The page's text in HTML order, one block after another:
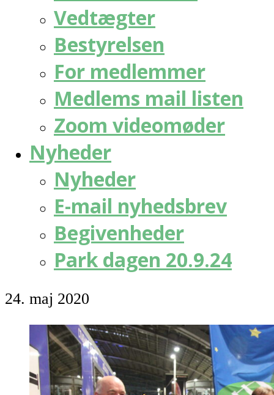
Vedtægter
Bestyrelsen
For medlemmer
Medlems mail listen
Zoom videomøder
Nyheder
Nyheder
E-mail nyhedsbrev
Begivenheder
Park dagen 20.9.24
24. maj 2020